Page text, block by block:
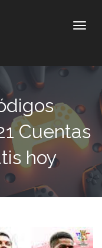
Cuentas
hoy